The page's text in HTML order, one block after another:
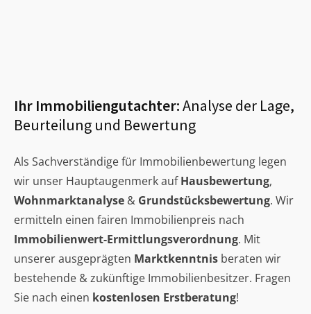
Ihr Immobiliengutachter:Analyse der Lage,
Beurteilung und Bewertung
Als Sachverständige für Immobilienbewertung legen
wir unser Hauptaugenmerk aufHausbewertung,
Wohnmarktanalyse & Grundstücksbewertung. Wir
ermitteln einen fairen Immobilienpreis nach
Immobilienwert-Ermittlungsverordnung. Mit
unserer ausgeprägten Marktkenntnis beraten wir
bestehende & zukünftige Immobilienbesitzer. Fragen
Sie nach einen kostenlosen Erstberatung!